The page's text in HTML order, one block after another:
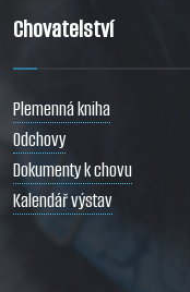
Chovatelství
Plemenná kniha
Odchovy
Dokumenty k chovu
Kalendář výstav